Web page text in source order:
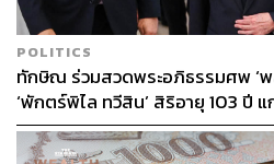
POLITICS
ทักษิณ ร่วมสวดพระอภิธรรมศพ ‘
‘พักตร์พิไล ทวีสิน’ สิริอายุ 103 ปี
หลากวงการร่วมอาลัย